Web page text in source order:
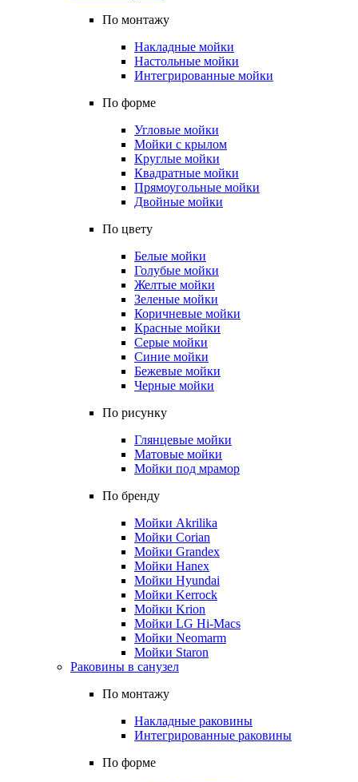
По монтажу
Накладные мойки
Настольные мойки
Интегрированные мойки
По форме
Угловые мойки
Мойки с крылом
Круглые мойки
Квадратные мойки
Прямоугольные мойки
Двойные мойки
По цвету
Белые мойки
Голубые мойки
Желтые мойки
Зеленые мойки
Коричневые мойки
Красные мойки
Серые мойки
Синие мойки
Бежевые мойки
Черные мойки
По рисунку
Глянцевые мойки
Матовые мойки
Мойки под мрамор
По бренду
Мойки Akrilika
Мойки Corian
Мойки Grandex
Мойки Hanex
Мойки Hyundai
Мойки Kerrock
Мойки Krion
Мойки LG Hi-Macs
Мойки Neomarm
Мойки Staron
Раковины в санузел
По монтажу
Накладные раковины
Интегрированные раковины
По форме